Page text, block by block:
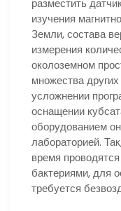
разместить
изучения
Земли, состава
измерения
околоземном
множества
усложнении
оснащении
оборудованием
лабораторией.
время
бактериями, для
требуется